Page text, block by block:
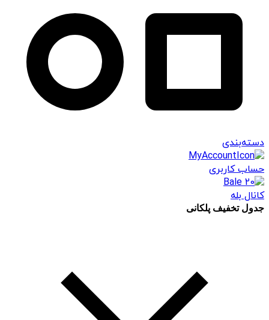
دسته‌بندی
حساب کاربری
کانال بله
جدول تخفیف پلکانی